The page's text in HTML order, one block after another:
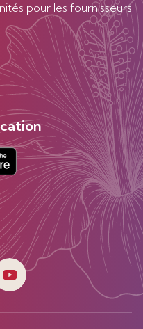
pour les fournisseurs